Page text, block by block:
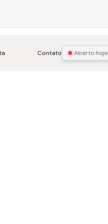
Contato Aberto hoje